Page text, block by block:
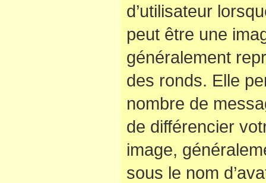
d’utilisateur
peut être une
généralement
des ronds. Elle
nombre de
de différencier
image,
sous le nom